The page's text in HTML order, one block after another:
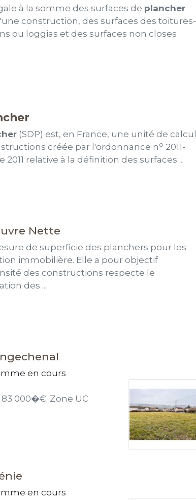
à la somme des surfaces de plancher
construction, des surfaces des toitures-
ou loggias et des surfaces non closes
(SDP) est, en France, une unité de calcul
créée par l'ordonnance n o 2011-
2011 relative à la définition des surfaces ...
Nette
de superficie des planchers pour les
immobilière. Elle a pour objectif
des constructions respecte le
des ...
en cours
83 000�€. Zone UC
en cours